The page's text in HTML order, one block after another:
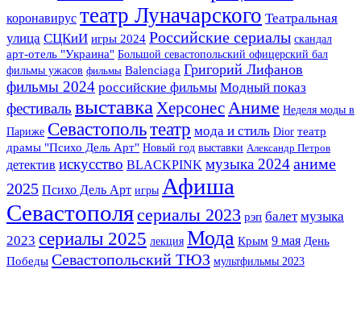
коронавирус театр Луначарского Театральная
улица СЦКиИ игры 2024 Российские сериалы скандал
арт-отель "Украина" Большой севастопольский офицерский бал
фильмы ужасов фильмы Balenciaga Григорий Лифанов
фильмы 2024 российские фильмы Модный показ
фестиваль выставка ХерсонесАниме Неделя моды в
Париже Севастопольтеатр мода и стиль Dior театр
драмы "Психо Дель Арт" Новый год выставки Александр Петров
детектив искусство BLACKPINK музыка 2024аниме
2025 Психо Дель Арт игры Афиша
Севастополясериалы 2023 рэп балет музыка
2023 сериалы 2025 лекция Мода Крым 9 мая День
Победы Севастопольский ТЮЗ мультфильмы 2023